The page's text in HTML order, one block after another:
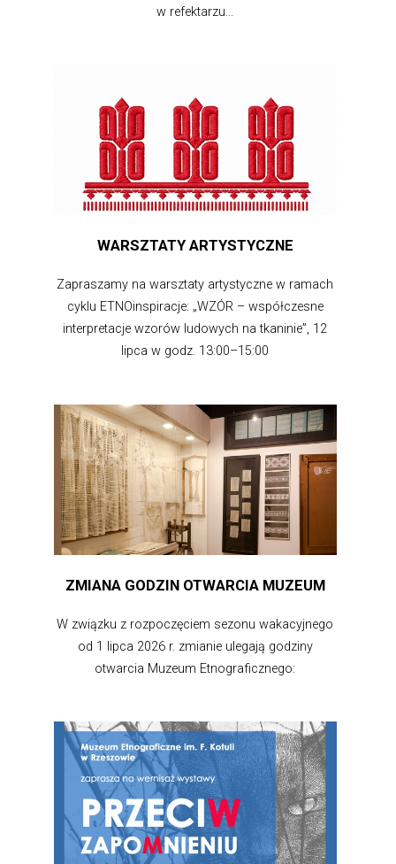
w refektarzu...
WARSZTATY ARTYSTYCZNE
Zapraszamy na warsztaty artystyczne w ramach
cyklu ETNOinspiracje: „WZÓR – współczesne
interpretacje wzorów ludowych na tkaninie”, 12
lipca w godz. 13:00–15:00
ZMIANA GODZIN OTWARCIA MUZEUM
W związku z rozpoczęciem sezonu wakacyjnego
od 1 lipca 2026 r. zmianie ulegają godziny
otwarcia Muzeum Etnograficznego: